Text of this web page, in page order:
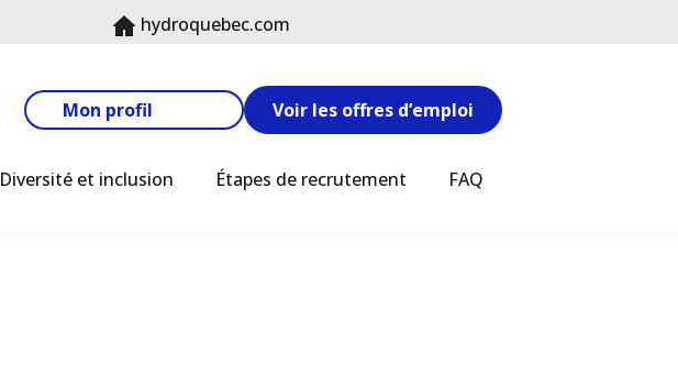
hydroquebec.com
Diversité et inclusion Étapes de recrutement FAQ
Mon profil Voir les offres d’emploi